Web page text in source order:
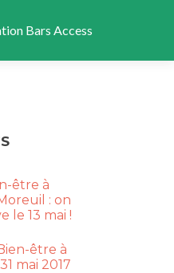
Bars Access
être à
: on
le 13 mai !
être à
mai 2017